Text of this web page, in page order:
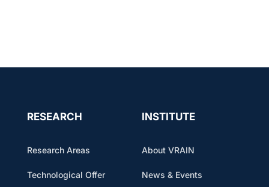
RESEARCH
Research Areas
Technological Offer
INSTITUTE
About VRAIN
News & Events